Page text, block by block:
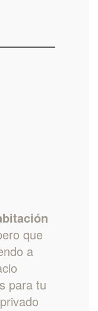
que
a
para tu